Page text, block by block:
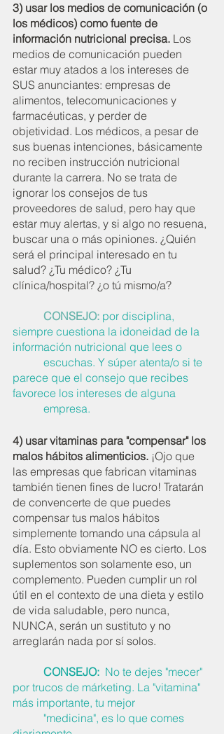
3) usar los medios de comunicación (o
los médicos) como fuente de
información nutricional precisa. Los
medios de comunicación pueden
estar muy atados a los intereses de
SUS anunciantes: empresas de
alimentos, telecomunicaciones y
farmacéuticas, y perder de
objetividad. Los médicos, a pesar de
sus buenas intenciones, básicamente
no reciben instrucción nutricional
durante la carrera. No se trata de
ignorar los consejos de tus
proveedores de salud, pero hay que
estar muy alertas, y si algo no resuena,
buscar una o más opiniones. ¿Quién
será el principal interesado en tu
salud? ¿Tu médico? ¿Tu
clínica/hospital? ¿o tú mismo/a?
CONSEJO: por disciplina,
siempre cuestiona la idoneidad de la
información nutricional que lees o
parece que el consejo que recibes
favorece los intereses de alguna
           empresa.
4) usar vitaminas para "compensar" los
malos hábitos alimenticios. ¡Ojo que
las empresas que fabrican vitaminas
también tienen fines de lucro! Tratarán
de convencerte de que puedes
compensar tus malos hábitos
simplemente tomando una cápsula al
día. Esto obviamente NO es cierto. Los
suplementos son solamente eso, un
complemento. Pueden cumplir un rol
útil en el contexto de una dieta y estilo
de vida saludable, pero nunca,
NUNCA, serán un sustituto y no
arreglarán nada por sí solos.
           CONSEJO:
No te dejes "mecer"
por trucos de márketing. La "vitamina"
más importante, tu mejor